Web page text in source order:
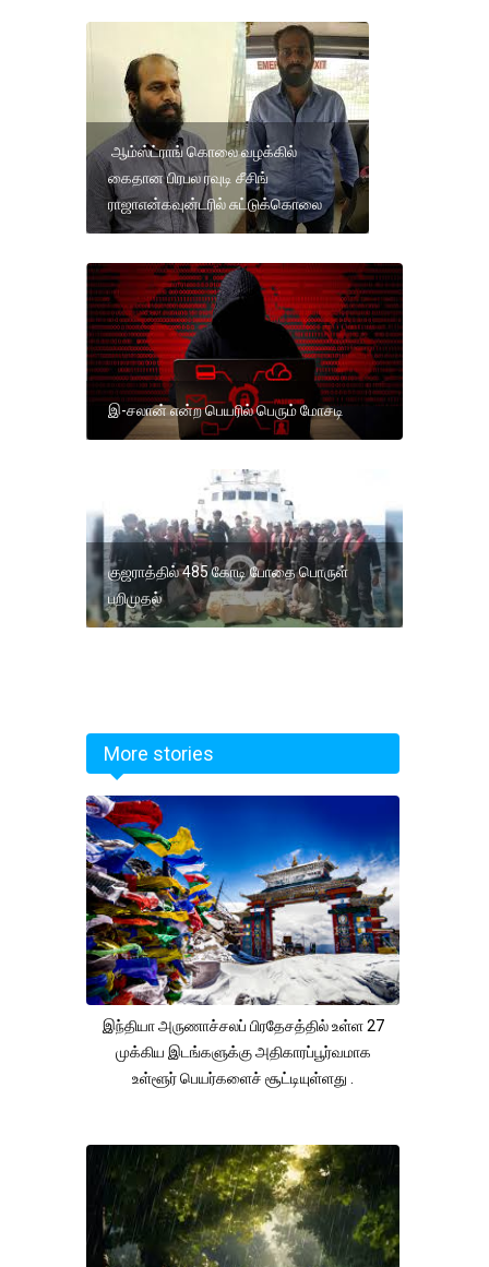
ஆம்ஸ்ட்ராங் கொலை வழக்கில்
கைதான பிரபல ரவுடி சீசிங்
ராஜாஎன்கவுன்டரில் சுட்டுக்கொலை
இ-சலான் என்ற பெயரில் பெரும் மோசடி
குஜராத்தில் 485 கோடி போதை பொருள்
பறிமுதல்
More stories
இந்தியா அருணாச்சலப் பிரதேசத்தில் உள்ள 27
முக்கிய இடங்களுக்கு அதிகாரப்பூர்வமாக
உள்ளூர் பெயர்களைச் சூட்டியுள்ளது .